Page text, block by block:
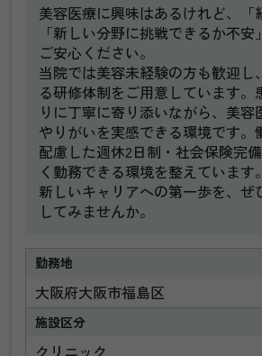
美容医療に興味はあるけれど、「
「新しい分野に挑戦できるか不
ご安心ください。
当院では美容未経験の方も歓迎し
る研修体制をご用意しています。
りに丁寧に寄り添いながら、美容
やりがいを実感できる環境です。
配慮した週休2日制・社会保険完
く勤務できる環境を整えています。
新しいキャリアへの第一歩を、ぜ
してみませんか。
勤務地
大阪府大阪市福島区
施設区分
クリニック